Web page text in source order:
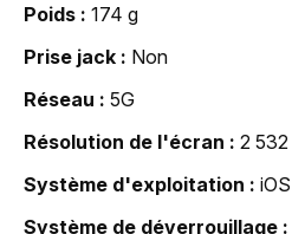
Poids
174 g
Prise jack
Non
Réseau
5G
Résolution de l'écran
2 532
Système d'exploitation
iOS
Système de déverrouillage